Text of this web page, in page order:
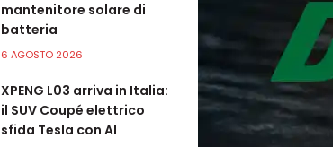
mantenitore solare di
batteria
6 AGOSTO 2026
XPENG L03 arriva in Italia:
il SUV Coupé elettrico
sfida Tesla con AI